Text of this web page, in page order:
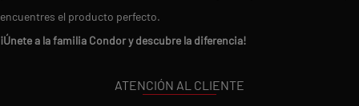
encuentres el producto perfecto.
¡Únete a la familia Condor y descubre la diferencia!
ATENCIÓN AL CLIENTE